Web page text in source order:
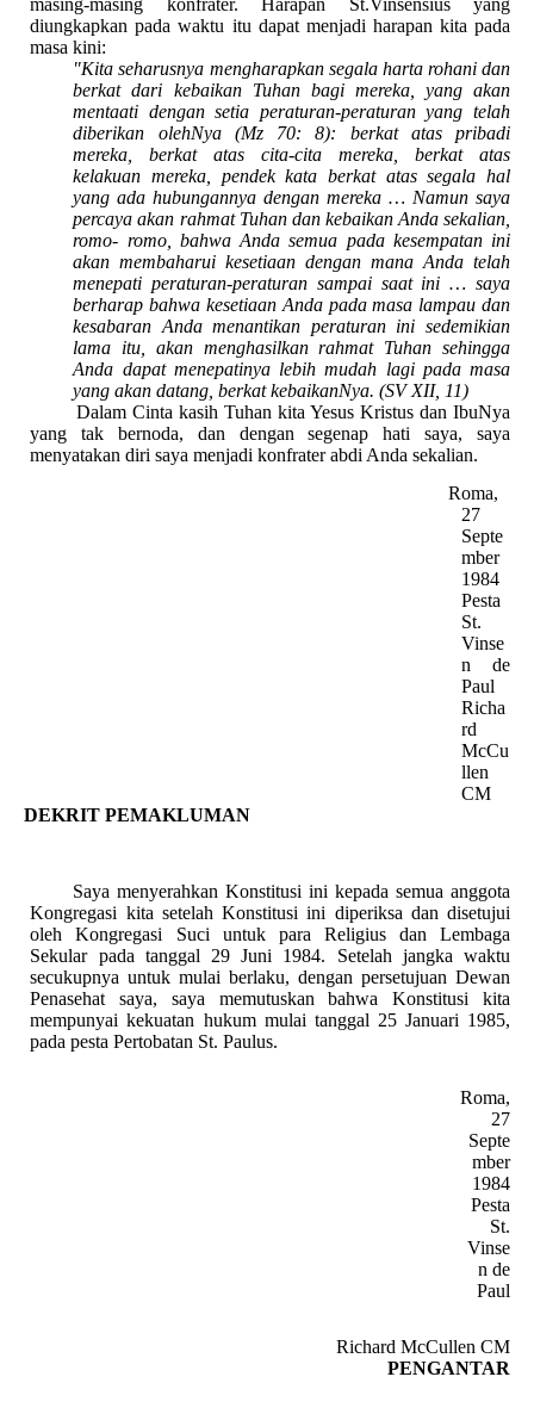
diungkapkan pada waktu itu dapat menjadi harapan kita pada
masa kini:
"Kita seharusnya mengharapkan segala harta rohani dan
berkat dari kebaikan Tuhan bagi mereka, yang akan
mentaati dengan setia peraturan-peraturan yang telah
diberikan olehNya (Mz 70: 8): berkat atas pribadi
mereka, berkat atas cita-cita mereka, berkat atas
kelakuan mereka, pendek kata berkat atas segala hal
yang ada hubungannya dengan mereka … Namun saya
percaya akan rahmat Tuhan dan kebaikan Anda sekalian,
romo- romo, bahwa Anda semua pada kesempatan ini
akan membaharui kesetiaan dengan mana Anda telah
menepati peraturan-peraturan sampai saat ini … saya
berharap bahwa kesetiaan Anda pada masa lampau dan
kesabaran Anda menantikan peraturan ini sedemikian
lama itu, akan menghasilkan rahmat Tuhan sehingga
Anda dapat menepatinya lebih mudah lagi pada masa
yang akan datang, berkat kebaikanNya. (SV XII, 11)
Dalam Cinta kasih Tuhan kita Yesus Kristus dan IbuNya
yang tak bernoda, dan dengan segenap hati saya, saya
menyatakan diri saya menjadi konfrater abdi Anda sekalian.
Roma,
27
Septe
mber
1984
Pesta
St.
Vinse
n de
Paul
Richa
rd
McCu
llen
CM
DEKRIT PEMAKLUMAN
Saya menyerahkan Konstitusi ini kepada semua anggota
Kongregasi kita setelah Konstitusi ini diperiksa dan disetujui
oleh Kongregasi Suci untuk para Religius dan Lembaga
Sekular pada tanggal 29 Juni 1984. Setelah jangka waktu
secukupnya untuk mulai berlaku, dengan persetujuan Dewan
Penasehat saya, saya memutuskan bahwa Konstitusi kita
mempunyai kekuatan hukum mulai tanggal 25 Januari 1985,
pada pesta Pertobatan St. Paulus.
Roma,
27
Septe
mber
1984
Pesta
St.
Vinse
n de
Paul
Richard McCullen CM
PENGANTAR